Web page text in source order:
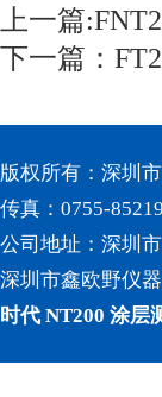
上一篇:
下一篇：
版权所有：深圳
传真：0755-
公司地址：深圳
深圳市鑫欧野仪
时代 NT200 涂层